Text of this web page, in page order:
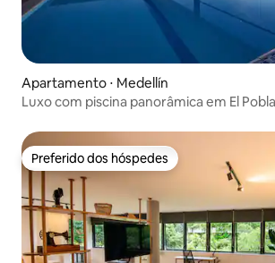
Apartamento ⋅ Medellín
Luxo com piscina panorâmica em El
Preferido dos hóspedes
Preferido dos hóspedes